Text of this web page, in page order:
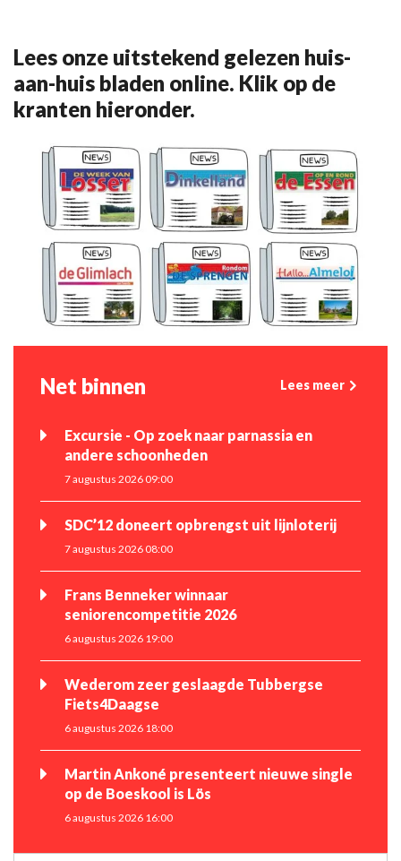
Lees onze uitstekend gelezen huis-
aan-huis bladen online. Klik op de
kranten hieronder.
Net binnen Lees meer
Excursie - Op zoek naar parnassia en
andere schoonheden
7 augustus 2026 09:00
SDC’12 doneert opbrengst uit lijnloterij
7 augustus 2026 08:00
Frans Benneker winnaar
seniorencompetitie 2026
6 augustus 2026 19:00
Wederom zeer geslaagde Tubbergse
Fiets4Daagse
6 augustus 2026 18:00
Martin Ankoné presenteert nieuwe single
op de Boeskool is Lös
6 augustus 2026 16:00